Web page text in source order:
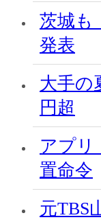
茨城も
発表
大手の
円超
アプリ
置命令
元TBS